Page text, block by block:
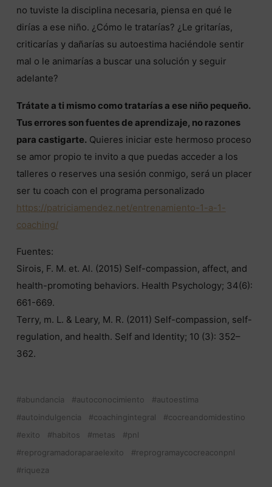
no tuviste la disciplina necesaria, piensa en qué le
dirías a ese niño. ¿Cómo le tratarías? ¿Le gritarías,
criticarías y dañarías su autoestima haciéndole sentir
mal o le animarías a buscar una solución y seguir
adelante?
Trátate a ti mismo como tratarías a ese niño pequeño.
Tus errores son fuentes de aprendizaje, no razones
para castigarte. Quieres iniciar este hermoso proceso
se amor propio te invito a que puedas acceder a los
talleres o reserves una sesión conmigo, será un placer
ser tu coach con el programa personalizado
https://patriciamendez.net/entrenamiento-1-a-1-
coaching/
Fuentes:
Sirois, F. M. et. Al. (2015) Self-compassion, affect, and
health-promoting behaviors. Health Psychology; 34(6):
661-669.
Terry, m. L. & Leary, M. R. (2011) Self-compassion, self-
regulation, and health. Self and Identity; 10 (3): 352–
362.
abundancia autoconocimiento
autoestima
autoindulgencia
coachingintegral
cocreandomidestino
exito
habitos metas
pnl
reprogramadoraparaelexito
reprogramaycocreaconpnl
riqueza